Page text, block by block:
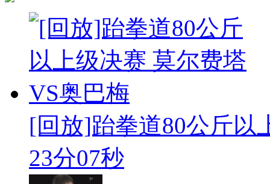
[回放]跆拳道80公斤以
23分07秒